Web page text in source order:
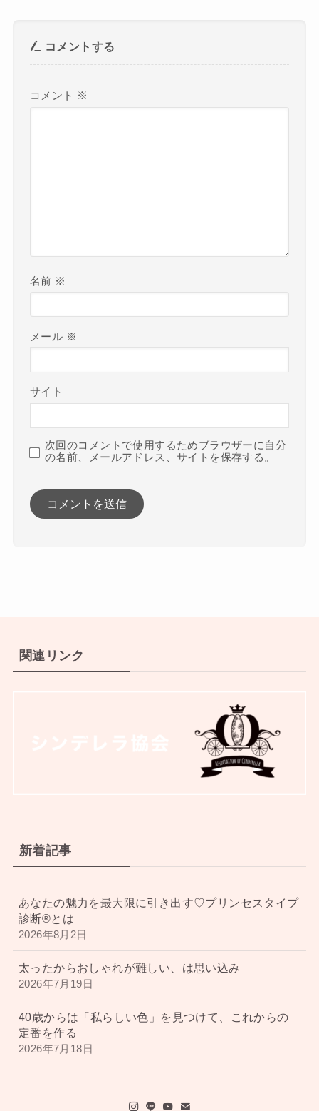
コメントする
コメント ※
名前 ※
メール ※
サイト
次回のコメントで使用するためブラウザーに自分
の名前、メールアドレス、サイトを保存する。
関連リンク
新着記事
あなたの魅力を最大限に引き出す♡プリンセスタイプ
診断®︎とは
2026年8月2日
太ったからおしゃれが難しい、は思い込み
2026年7月19日
40歳からは「私らしい色」を見つけて、これからの
定番を作る
2026年7月18日